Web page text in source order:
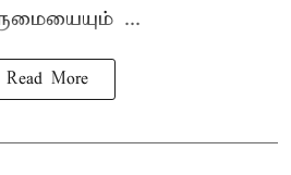
...
Read More